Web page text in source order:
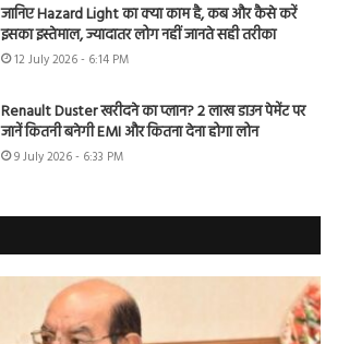
जानिए Hazard Light का क्या काम है, कब और कैसे करें
इसका इस्तेमाल, ज्यादातर लोग नहीं जानते सही तरीका
12 July 2026 - 6:14 PM
Renault Duster खरीदने का प्लान? 2 लाख डाउन पेमेंट पर
जानें कितनी बनेगी EMI और कितना देना होगा लोन
9 July 2026 - 6:33 PM